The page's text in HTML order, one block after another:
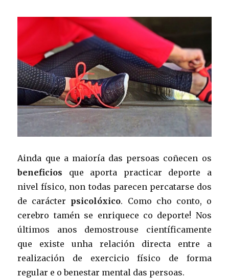
Ainda que a maioría das persoas coñecen os
beneficios que aporta practicar deporte a
nivel físico, non todas parecen percatarse dos
de carácter psicolóxico. Como cho conto, o
cerebro tamén se enriquece co deporte! Nos
últimos anos demostrouse científicamente
que existe unha relación directa entre a
realización de exercicio físico de forma
regular e o benestar mental das persoas.